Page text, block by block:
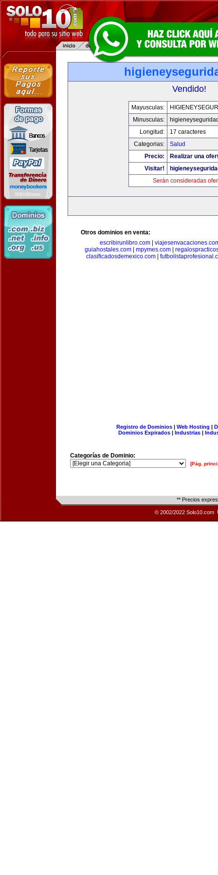
Vendido!
Mayusculas:
Minusculas:
Longitud:
17 caracteres
Categorias:
Salud
Precio:
Realizar una
Visitar!
Serán consideradas
Otros dominios en venta:
escribirunlibro.com
guiahostales.com| mpymes.com|
clasificadosdemexico.com|
Registro de Dominios| Web Hosting |
Dominios Expirados | Industrias |
Categorías de Dominio:
[Pág.
** Precios
© 2002/2022 Solo10.com